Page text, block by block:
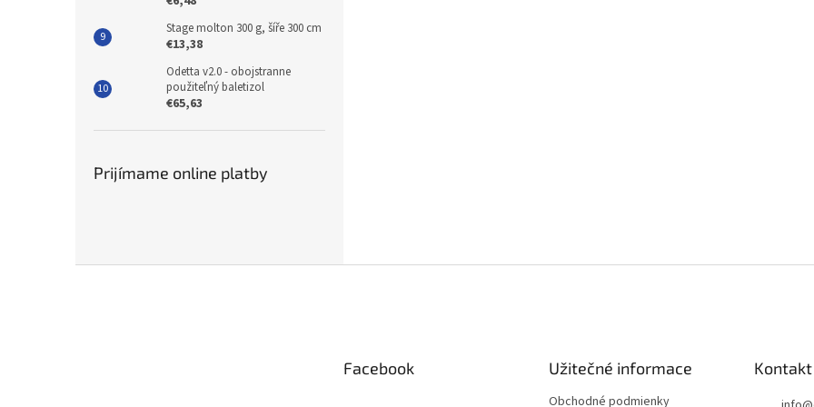
Stage molton 300 g, šíře 300 cm
€13,38
Odetta v2.0 - obojstranne
použiteľný baletizol
€65,63
Prijímame online platby
Facebook Užitečné informace
Obchodné podmienky
Kontakt